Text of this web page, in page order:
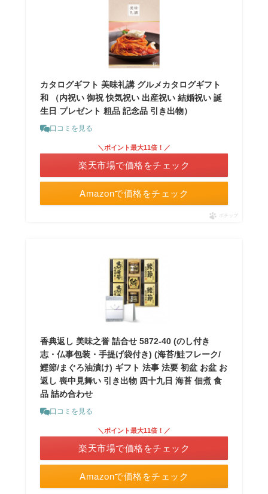
カタログギフト 美味礼講 グルメカタログギフト
和 （内祝い 御祝 快気祝い 出産祝い 結婚祝い 誕
生日 プレゼント 粗品 記念品 引き出物）
口コミを見る
Amazonで価格をチェック
＼ポイント最大11倍！／
楽天市場で価格をチェック
ポチップ
香典返し 美味之誉 詰合せ 5872-40 (のし付き
志・仏事包装・手提げ袋付き) (海苔/鮭フレーク/
鰹節/まぐろ油漬け) ギフト 法事 法要 初盆 お盆 お
返し 喪中見舞い 引き出物 四十九日 海苔 佃煮 食
品 詰め合わせ
口コミを見る
Amazonで価格をチェック
＼ポイント最大11倍！／
楽天市場で価格をチェック